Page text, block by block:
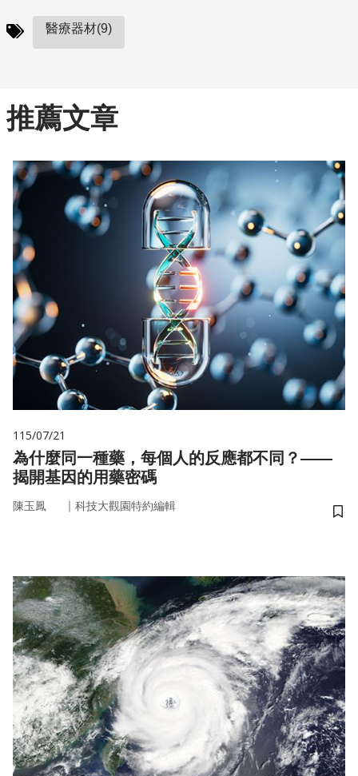
醫療器材(9)
推薦文章
115/07/21
為什麼同一種藥，每個人的反應都不同？——
揭開基因的用藥密碼
陳玉鳳 ｜ 科技大觀園特約編輯
儲